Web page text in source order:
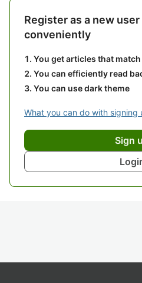
Register as a new
conveniently
You get articles that
You can efficiently read
You can use dark theme
What you can do with signing
Sign